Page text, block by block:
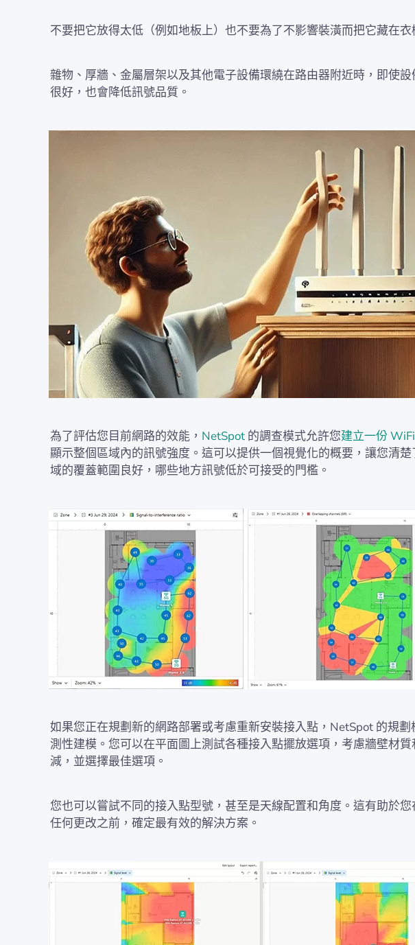
不要把它放得太低（例如地板上）也不要為了不影響裝潢而把它藏在衣
雜物、厚牆、金屬層架以及其他電子設備環繞在路由器附近時，即使
很好，也會降低訊號品質。
為了評估您目前網路的效能， NetSpot的調查模式允許您建立一份
顯示整個區域內的訊號強度。這可以提供一個視覺化的概要，讓您清楚
域的覆蓋範圍良好，哪些地方訊號低於可接受的門檻。
如果您正在規劃新的網路部署或考慮重新安裝接入點，NetSpot 的規劃
測性建模。您可以在平面圖上測試各種接入點擺放選項，考慮牆壁材
減，並選擇最佳選項。
您也可以嘗試不同的接入點型號，甚至是天線配置和角度。這有助於
任何更改之前，確定最有效的解決方案。